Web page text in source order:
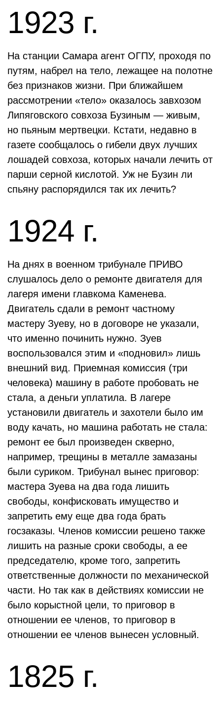
1923 г.
На станции Самара агент ОГПУ, проходя по
путям, набрел на тело, лежащее на полотне
без признаков жизни. При ближайшем
рассмотрении «тело» оказалось завхозом
Липяговского совхоза Бузиным — живым,
но пьяным мертвецки. Кстати, недавно в
газете сообщалось о гибели двух лучших
лошадей совхоза, которых начали лечить от
парши серной кислотой. Уж не Бузин ли
спьяну распорядился так их лечить?
1924 г.
На днях в военном трибунале ПРИВО
слушалось дело о ремонте двигателя для
лагеря имени главкома Каменева.
Двигатель сдали в ремонт частному
мастеру Зуеву, но в договоре не указали,
что именно починить нужно. Зуев
воспользовался этим и «подновил» лишь
внешний вид. Приемная комиссия (три
человека) машину в работе пробовать не
стала, а деньги уплатила. В лагере
установили двигатель и захотели было им
воду качать, но машина работать не стала:
ремонт ее был произведен скверно,
например, трещины в металле замазаны
были суриком. Трибунал вынес приговор:
мастера Зуева на два года лишить
свободы, конфисковать имущество и
запретить ему еще два года брать
госзаказы. Членов комиссии решено также
лишить на разные сроки свободы, а ее
председателю, кроме того, запретить
ответственные должности по механической
части. Но так как в действиях комиссии не
было корыстной цели, то приговор в
отношении ее членов, то приговор в
отношении ее членов вынесен условный.
1825 г.